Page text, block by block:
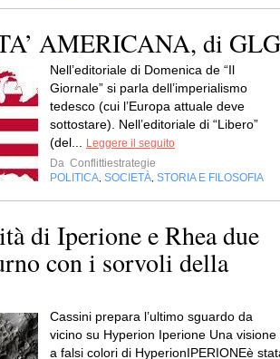
AMERICANA, di GLG
Nell’editoriale di Domenica de “Il
Giornale” si parla dell’imperialismo
tedesco (cui l’Europa attuale deve
sottostare). Nell’editoriale di “Libero”
(del... Leggere il seguito
Da Conflittiestrategie
POLITICA, SOCIETÀ, STORIA E FILOSOFIA
di Iperione e Rhea due
con i sorvoli della
Cassini prepara l’ultimo sguardo da
vicino su Hyperion Iperione Una visione
a falsi colori di HyperionIPERIONEè